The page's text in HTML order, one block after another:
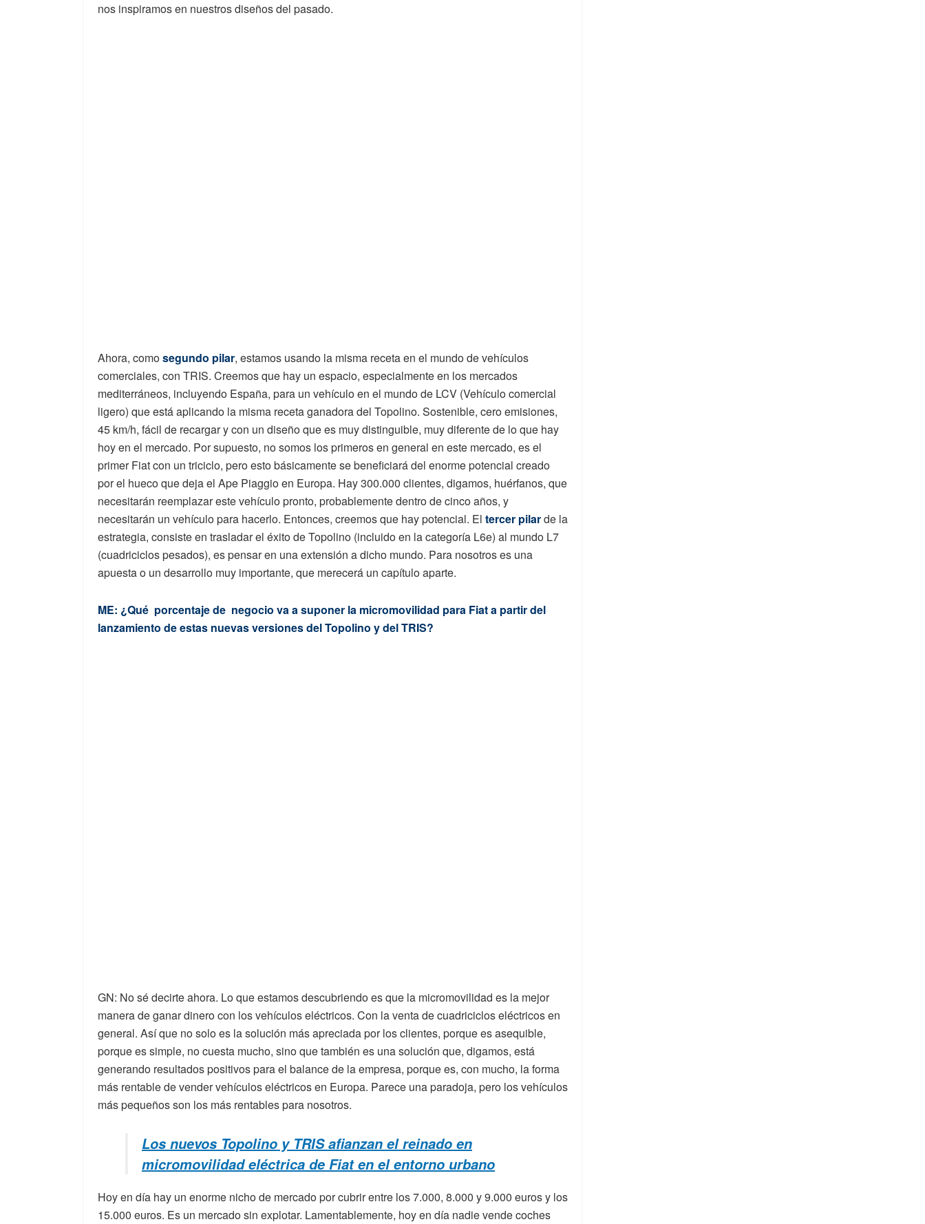
nos inspiramos en nuestros diseños del pasado.
Ahora, comosegundo pilar, estamos usando la misma receta en el mundo de vehículos
comerciales, con TRIS. Creemos que hay un espacio, especialmente en los mercados
mediterráneos, incluyendo España, para un vehículo en el mundo de LCV (Vehículo comercial
ligero) que está aplicando la misma receta ganadora del Topolino. Sostenible, cero emisiones,
45 km/h, fácil de recargar y con un diseño que es muy distinguible, muy diferente de lo que hay
hoy en el mercado. Por supuesto, no somos los primeros en general en este mercado, es el
primer Fiat con un triciclo, pero esto básicamente se beneficiará del enorme potencial creado
por el hueco que deja el Ape Piaggio en Europa. Hay 300.000 clientes, digamos, huérfanos, que
necesitarán reemplazar este vehículo pronto, probablemente dentro de cinco años, y
necesitarán un vehículo para hacerlo. Entonces, creemos que hay potencial. El tercer pilarde la
estrategia, consiste en trasladar el éxito de Topolino (incluido en la categoría L6e) al mundo L7
(cuadriciclos pesados), es pensar en una extensión a dicho mundo. Para nosotros es una
apuesta o un desarrollo muy importante, que merecerá un capítulo aparte.
ME: ¿Qué porcentaje de negocio va a suponer la micromovilidad para Fiat a partir del
lanzamiento de estas nuevas versiones del Topolino y del TRIS?
GN: No sé decirte ahora. Lo que estamos descubriendo es que la micromovilidad es la mejor
manera de ganar dinero con los vehículos eléctricos. Con la venta de cuadriciclos eléctricos en
general. Así que no solo es la solución más apreciada por los clientes, porque es asequible,
porque es simple, no cuesta mucho, sino que también es una solución que, digamos, está
generando resultados positivos para el balance de la empresa, porque es, con mucho, la forma
más rentable de vender vehículos eléctricos en Europa. Parece una paradoja, pero los vehículos
más pequeños son los más rentables para nosotros.
Los nuevos Topolino y TRIS afianzan el reinado en
micromovilidad eléctrica de Fiat en el entorno urbano
Hoy en día hay un enorme nicho de mercado por cubrir entre los 7.000, 8.000 y 9.000 euros y los
15.000 euros. Es un mercado sin explotar. Lamentablemente, hoy en día nadie vende coches